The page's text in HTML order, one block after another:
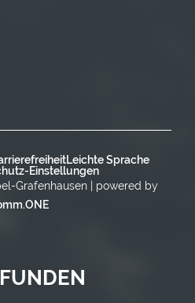
Uhr
Leichte Sprache
Einstellungen
Grafenhausen | powered by